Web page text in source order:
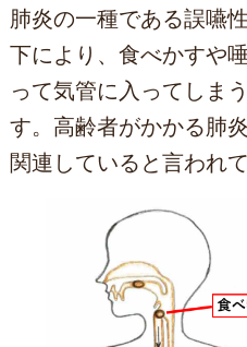
肺炎の一種である誤嚥
下により、食べかすや
って気管に入ってしま
す。高齢者がかかる肺
関連していると言われ